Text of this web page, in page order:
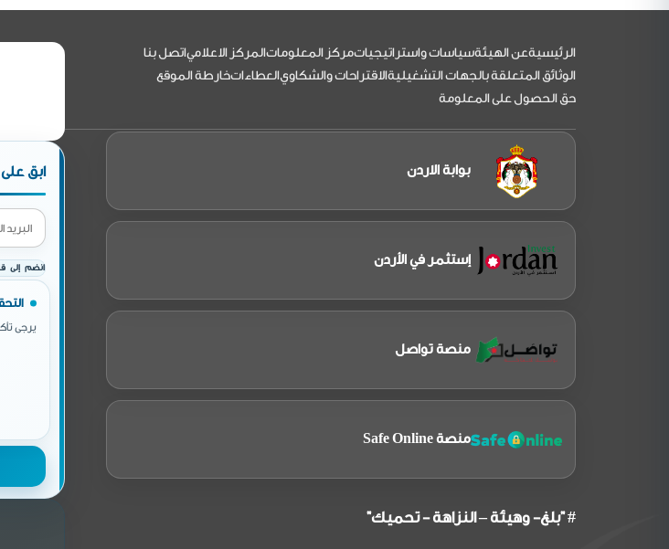
التذييل
الرئيسيةعن الهيئةسياسات واستراتيجياتمركز المعلوماتالمركز الاعلامياتصل بنا
الوثائق المتعلقة بالجهات التشغيليةالاقتراحات والشكاويالعطاءاتخارطة الموقع
حق الحصول على المعلومة
بوابة الاردن
إستثمر في الأردن
منصة تواصل
منصة Safe Online
# "بلغ- وهيئة – النزاهة - تحميك"
ابق
انضم إلى
يرجى